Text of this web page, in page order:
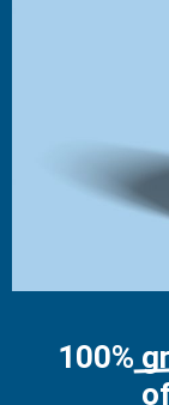
100%